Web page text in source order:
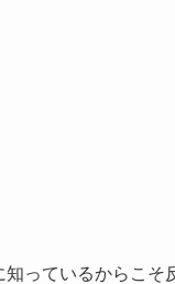
知っているからこ